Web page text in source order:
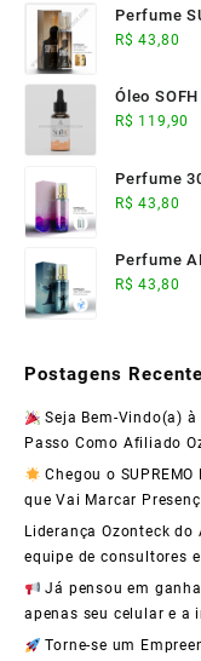
Perfume
R$ 43,80
Óleo
R$ 119,90
Perfume
R$ 43,80
Perfume
R$ 43,80
Postagens
Seja Bem-Vindo(a)
Passo Como Afiliado
Chegou o
que Vai Marcar
Liderança Ozonteck
equipe de consultores
Já pensou em
apenas seu celular e a
Torne-se um